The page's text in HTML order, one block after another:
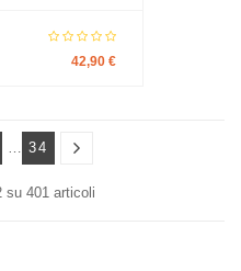
42,90 €
… 34
su 401 articoli